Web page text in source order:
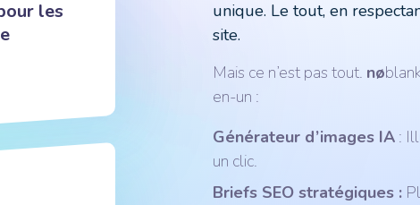
les
unique. Le tout, en
site.
Mais ce n’est pas tout. nø
en-un :
Générateur d’images IA :
un clic.
Briefs SEO stratégiques :